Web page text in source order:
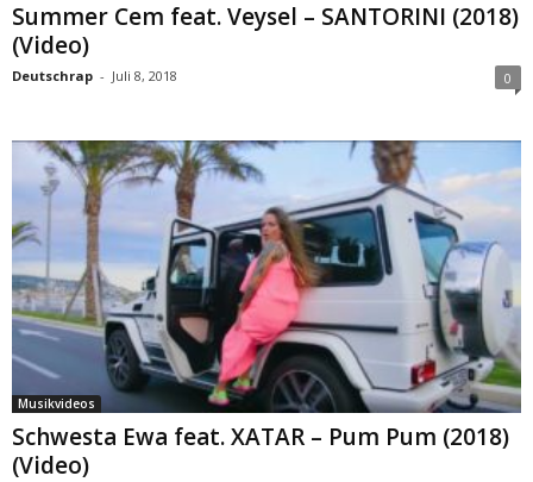
Summer Cem feat. Veysel – SANTORINI (2018)
(Video)
Deutschrap - Juli 8, 2018 0
Musikvideos
Schwesta Ewa feat. XATAR – Pum Pum (2018)
(Video)